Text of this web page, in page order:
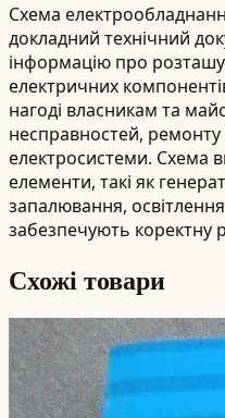
Схема
докладний технічний
інформацію про
електричних
нагоді власникам та
несправностей, ремонту
електросистеми. Схема
елементи, такі як
запалювання,
забезпечують коректну
Схожі товари